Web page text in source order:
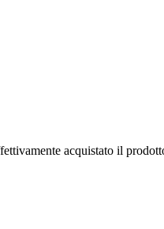
acquistato il